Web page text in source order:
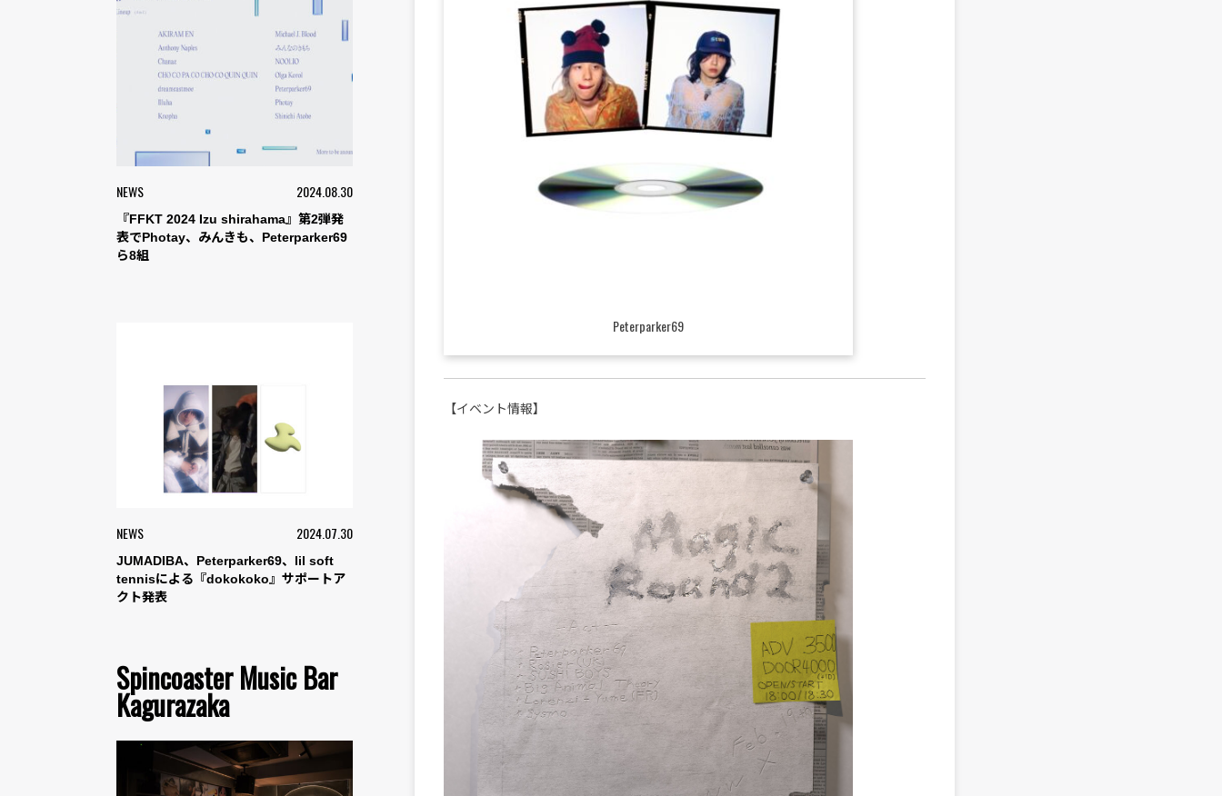
NEWS 2024.08.30
『FFKT 2024 Izu shirahama』第2弾発
表でPhotay、みんきも、Peterparker69
ら8組
NEWS 2024.07.30
JUMADIBA、Peterparker69、lil soft
tennisによる『dokokoko』サポートア
クト発表
Spincoaster Music Bar
Kagurazaka
Peterparker69
【イベント情報】